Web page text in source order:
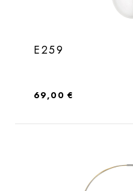
E259
Regulärer Preis:
69,00 €